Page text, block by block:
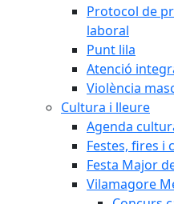
Protocol de
laboral
Punt lila
Atenció
Violència
Cultura i lleure
Agenda
Festes, fires i
Festa Major
Vilamagore